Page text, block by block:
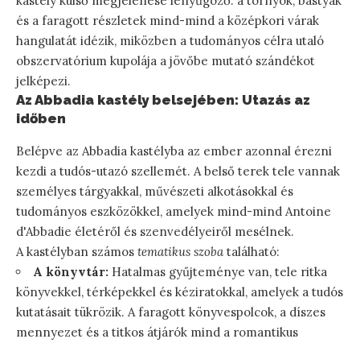
és a faragott részletek mind-mind a középkori várak
hangulatát idézik, miközben a tudományos célra utaló
obszervatórium kupolája a jövőbe mutató szándékot
jelképezi.
Az Abbadia kastély belsejében: Utazás az
időben
Belépve az Abbadia kastélyba az ember azonnal érezni
kezdi a tudós-utazó szellemét. A belső terek tele vannak
személyes tárgyakkal, művészeti alkotásokkal és
tudományos eszközökkel, amelyek mind-mind Antoine
d'Abbadie életéről és szenvedélyeiről mesélnek.
A kastélyban számos tematikus szoba található:
A könyvtár: Hatalmas gyűjteménye van, tele ritka
könyvekkel, térképekkel és kéziratokkal, amelyek a tudós
kutatásait tükrözik. A faragott könyvespolcok, a díszes
mennyezet és a titkos átjárók mind a romantikus